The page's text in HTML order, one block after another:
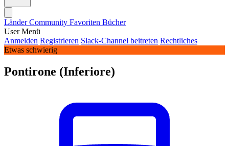
LänderCommunity Favoriten Bücher
User Menü
Anmelden Registrieren Slack-Channel beitreten Rechtliches
Etwas schwierig
Pontirone (Inferiore)